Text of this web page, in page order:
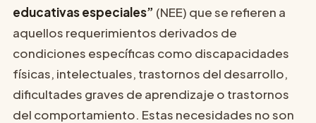
educativas especiales” (NEE) que se refieren a
aquellos requerimientos derivados de
condiciones específicas como discapacidades
físicas, intelectuales, trastornos del desarrollo,
dificultades graves de aprendizaje o trastornos
del comportamiento. Estas necesidades no son